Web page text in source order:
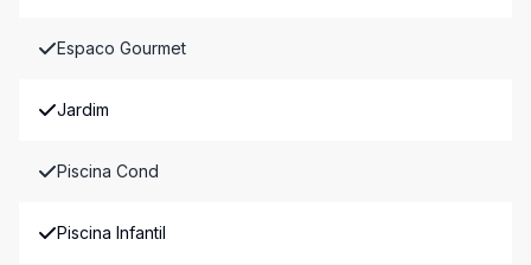
Espaco Gourmet
Jardim
Piscina Cond
Piscina Infantil